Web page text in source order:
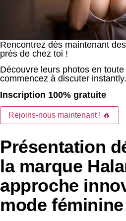
Rencontrez dès maintenant
près de chez toi !
Découvre leurs photos en
commencez à discuter instantly.
Inscription 100% gratuite
Rejoins-nous maintenant ! 🔥
Présentation
la marque
approche
mode féminine